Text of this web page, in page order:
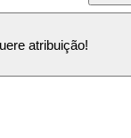
atribuição!